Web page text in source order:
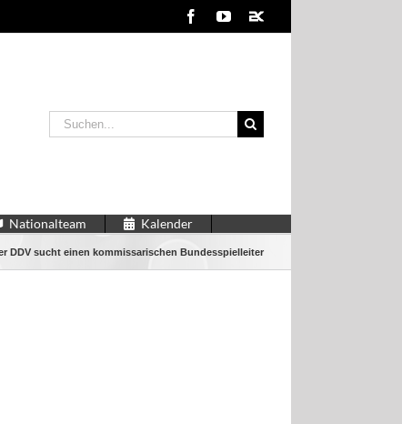
FacebookYouTube
2kDart
Suche
nach:
Nationalteam Kalender
DDV sucht einen kommissarischen Bundesspielleiter